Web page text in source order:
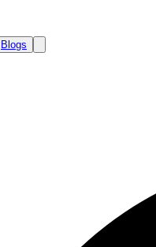
Blogs